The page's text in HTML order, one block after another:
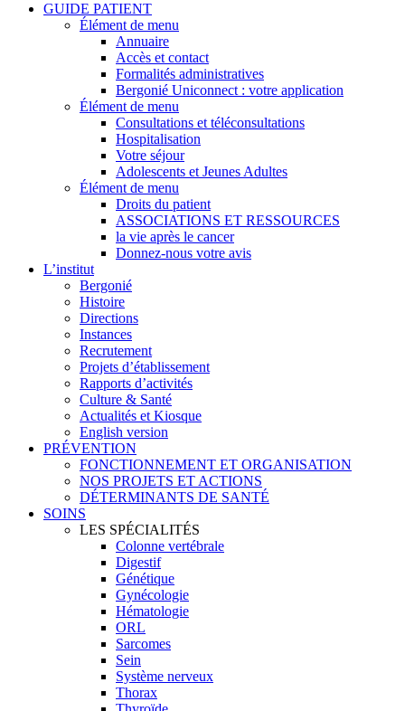
GUIDE PATIENT
Élément de menu
Annuaire
Accès et contact
Formalités administratives
Bergonié Uniconnect : votre application
Élément de menu
Consultations et téléconsultations
Hospitalisation
Votre séjour
Adolescents et Jeunes Adultes
Élément de menu
Droits du patient
ASSOCIATIONS ET RESSOURCES
la vie après le cancer
Donnez-nous votre avis
L’institut
Bergonié
Histoire
Directions
Instances
Recrutement
Projets d’établissement
Rapports d’activités
Culture & Santé
Actualités et Kiosque
English version
PRÉVENTION
FONCTIONNEMENT ET ORGANISATION
NOS PROJETS ET ACTIONS
DÉTERMINANTS DE SANTÉ
SOINS
LES SPÉCIALITÉS
Colonne vertébrale
Digestif
Génétique
Gynécologie
Hématologie
ORL
Sarcomes
Sein
Système nerveux
Thorax